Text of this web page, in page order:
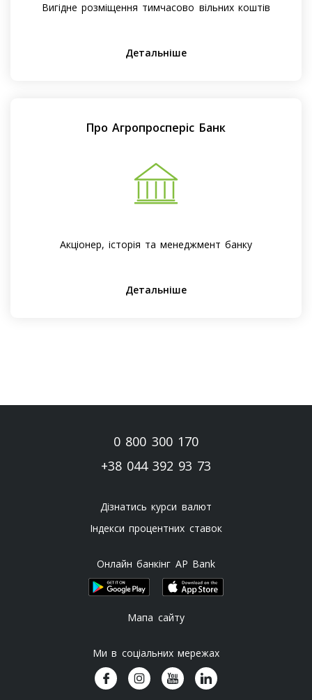
Вигідне розміщення тимчасово вільних коштів
Детальніше
Про Агропросперіс Банк
Акціонер, історія та менеджмент банку
Детальніше
0 800 300 170
+38 044 392 93 73
Дізнатись курси валют
Індекси процентних ставок
Онлайн банкінг AP Bank
Мапа сайту
Ми в соціальних мережах